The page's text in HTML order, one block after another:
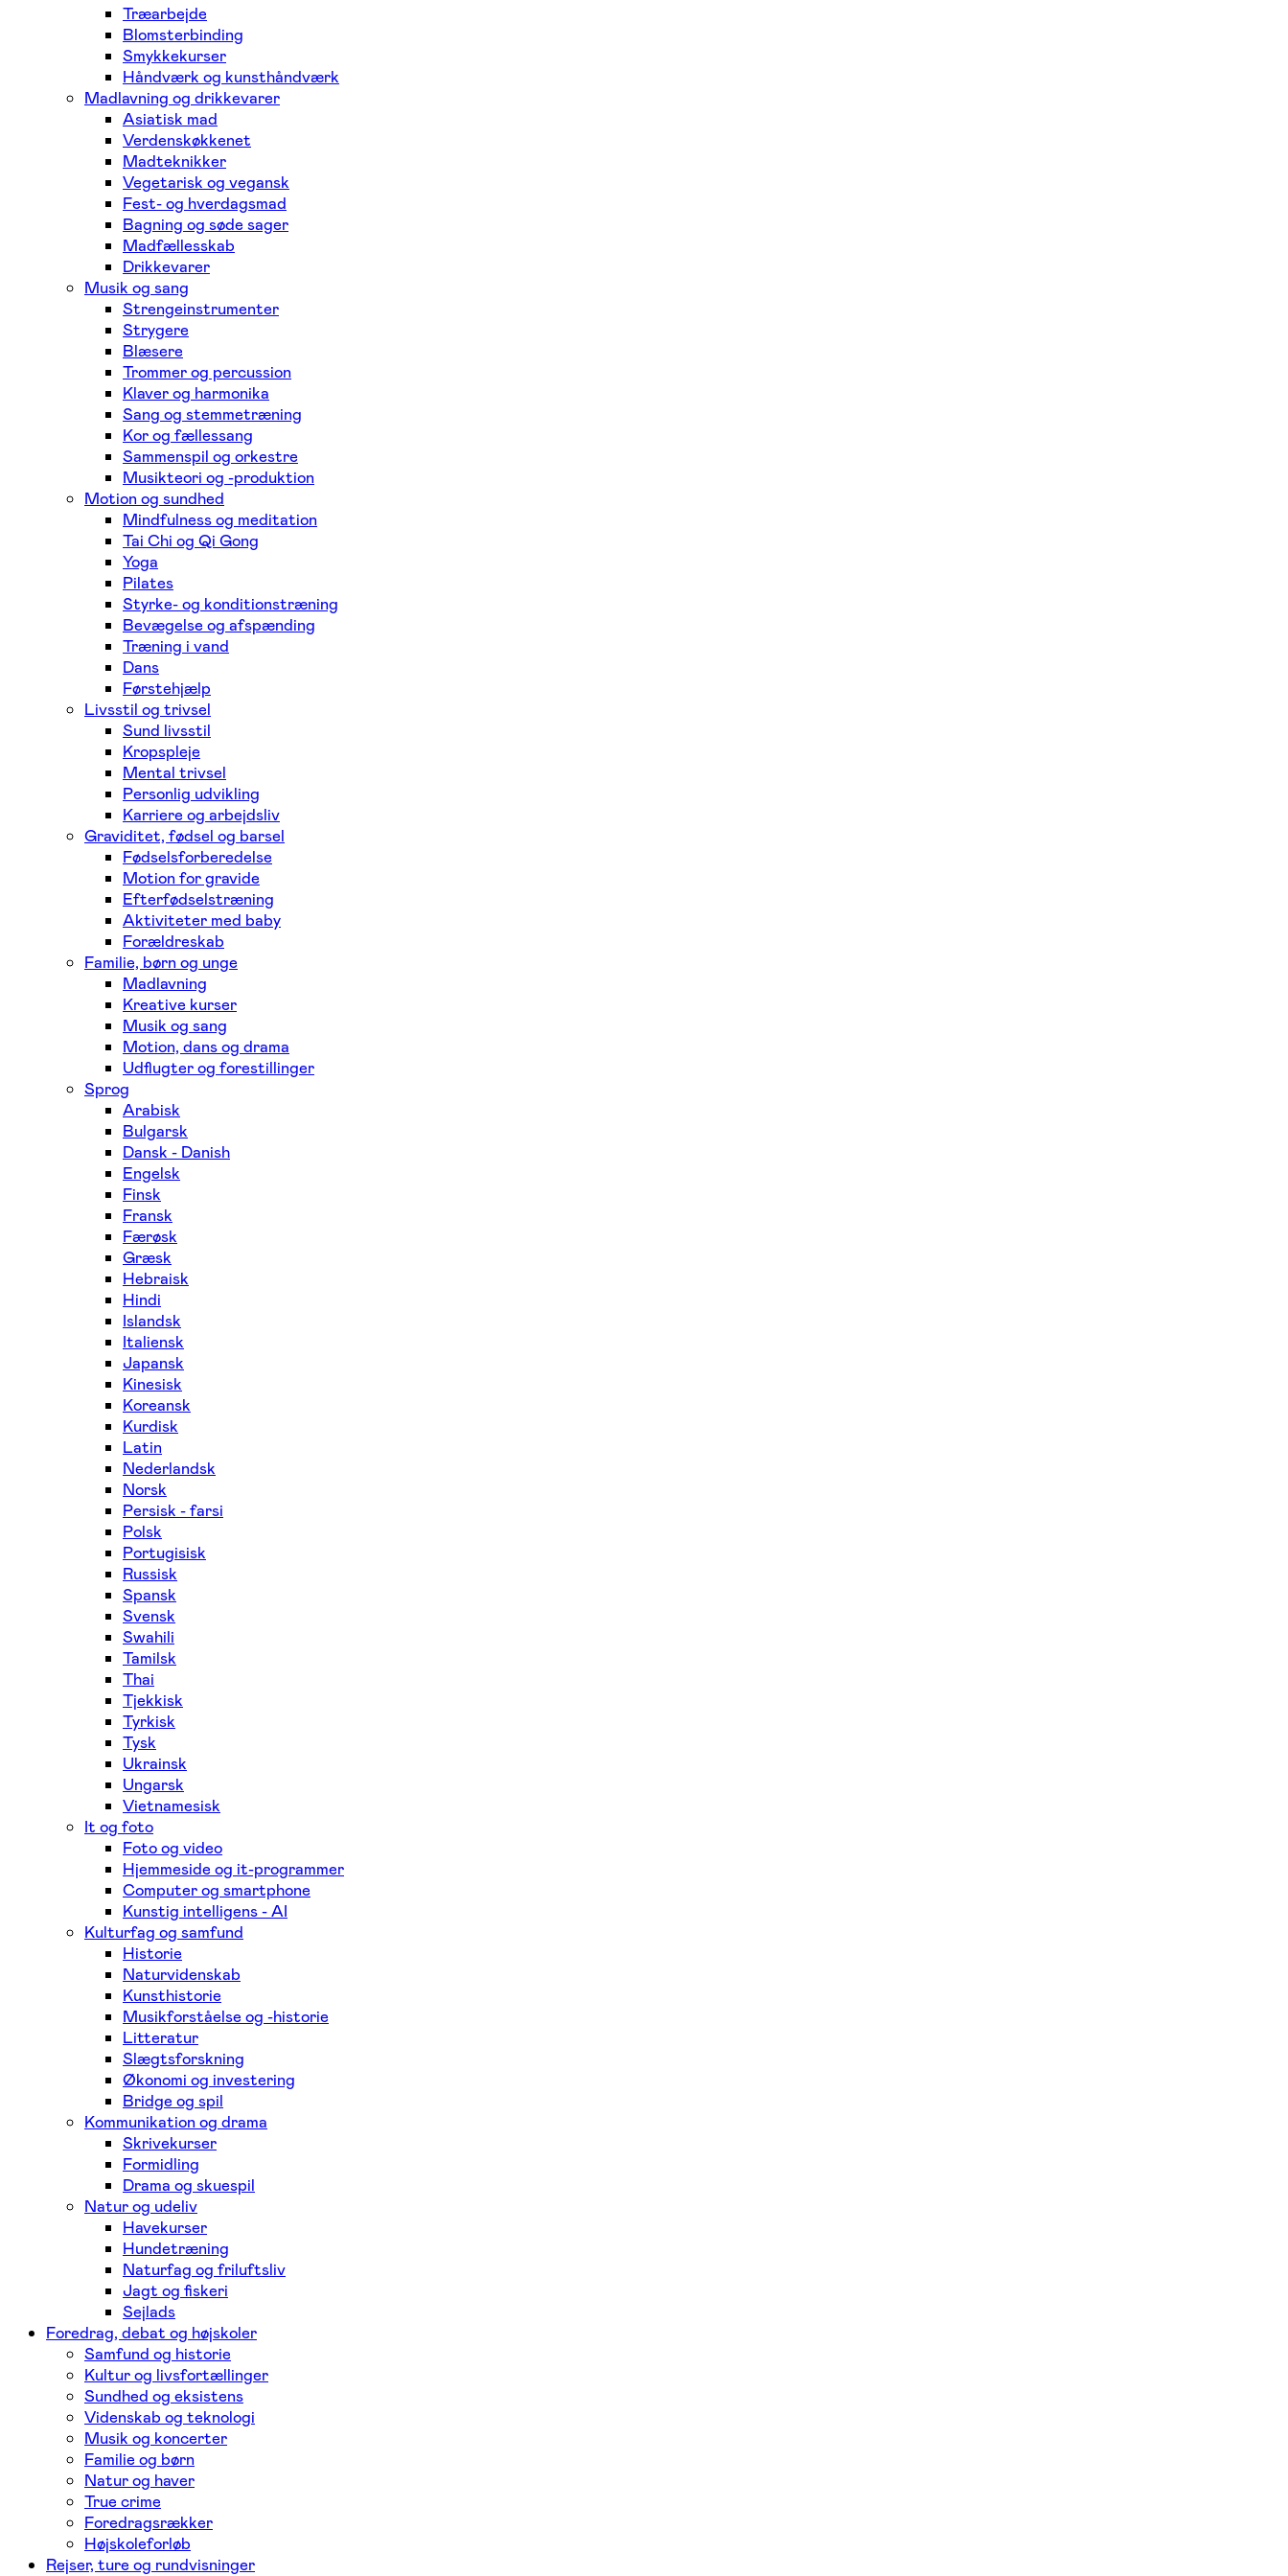
Træarbejde
Blomsterbinding
Smykkekurser
Håndværk og kunsthåndværk
Madlavning og drikkevarer
Asiatisk mad
Verdenskøkkenet
Madteknikker
Vegetarisk og vegansk
Fest- og hverdagsmad
Bagning og søde sager
Madfællesskab
Drikkevarer
Musik og sang
Strengeinstrumenter
Strygere
Blæsere
Trommer og percussion
Klaver og harmonika
Sang og stemmetræning
Kor og fællessang
Sammenspil og orkestre
Musikteori og -produktion
Motion og sundhed
Mindfulness og meditation
Tai Chi og Qi Gong
Yoga
Pilates
Styrke- og konditionstræning
Bevægelse og afspænding
Træning i vand
Dans
Førstehjælp
Livsstil og trivsel
Sund livsstil
Kropspleje
Mental trivsel
Personlig udvikling
Karriere og arbejdsliv
Graviditet, fødsel og barsel
Fødselsforberedelse
Motion for gravide
Efterfødselstræning
Aktiviteter med baby
Forældreskab
Familie, børn og unge
Madlavning
Kreative kurser
Musik og sang
Motion, dans og drama
Udflugter og forestillinger
Sprog
Arabisk
Bulgarsk
Dansk - Danish
Engelsk
Finsk
Fransk
Færøsk
Græsk
Hebraisk
Hindi
Islandsk
Italiensk
Japansk
Kinesisk
Koreansk
Kurdisk
Latin
Nederlandsk
Norsk
Persisk - farsi
Polsk
Portugisisk
Russisk
Spansk
Svensk
Swahili
Tamilsk
Thai
Tjekkisk
Tyrkisk
Tysk
Ukrainsk
Ungarsk
Vietnamesisk
It og foto
Foto og video
Hjemmeside og it-programmer
Computer og smartphone
Kunstig intelligens - AI
Kulturfag og samfund
Historie
Naturvidenskab
Kunsthistorie
Musikforståelse og -historie
Litteratur
Slægtsforskning
Økonomi og investering
Bridge og spil
Kommunikation og drama
Skrivekurser
Formidling
Drama og skuespil
Natur og udeliv
Havekurser
Hundetræning
Naturfag og friluftsliv
Jagt og fiskeri
Sejlads
Foredrag, debat og højskoler
Samfund og historie
Kultur og livsfortællinger
Sundhed og eksistens
Videnskab og teknologi
Musik og koncerter
Familie og børn
Natur og haver
True crime
Foredragsrækker
Højskoleforløb
Rejser, ture og rundvisninger